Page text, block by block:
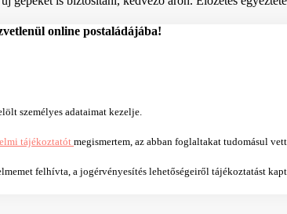
online postaládájába!
személyes adataimat kezelje.
tájékoztatótmegismertem, az abban foglaltakat tudomásul
felhívta, a jogérvényesítés lehetőségeiről tájékoztatást